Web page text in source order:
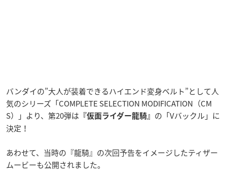
バンダイの”大人が装着できるハイエンド変身ベルト”として人
気のシリーズ「COMPLETE SELECTION MODIFICATION（CM
S）」より、第20弾は 『仮面ライダー龍騎』 の「Vバックル」に
決定！
あわせて、当時の『龍騎』の次回予告をイメージしたティザー
ムービーも公開されました。